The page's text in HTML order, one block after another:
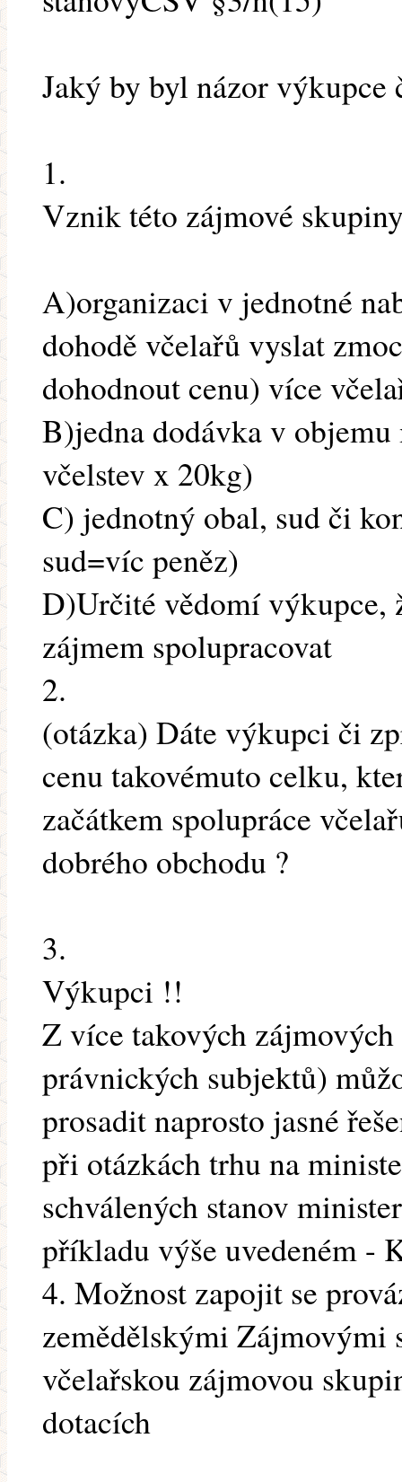
Jaký by byl názor výkupce
1.
Vznik této zájmové
A)organizaci v jednotné
dohodě včelařů vyslat
dohodnout cenu) více
B)jedna dodávka v
včelstev x 20kg)
C) jednotný obal, sud či
sud=víc peněz)
D)Určité vědomí výkupce,
zájmem spolupracovat
2.
(otázka) Dáte výkupci či
cenu takovémuto celku,
začátkem spolupráce
dobrého obchodu ?
3.
Výkupci !!
Z více takových
právnických subjektů)
prosadit naprosto jasné
při otázkách trhu na
schválených stanov
příkladu výše uvedeném -
4. Možnost zapojit se
zemědělskými Zájmovými
včelařskou zájmovou
dotacích